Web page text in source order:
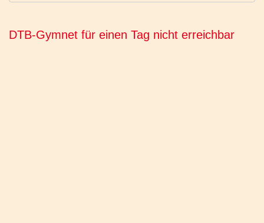
DTB-Gymnet für einen Tag nicht erreichbar